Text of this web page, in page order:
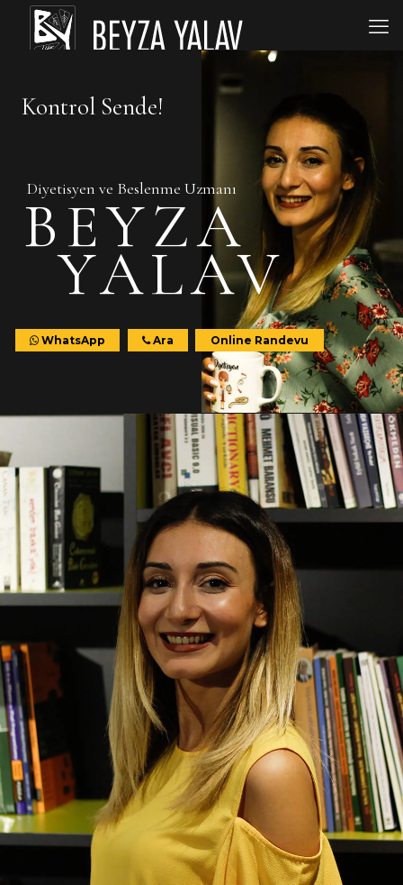
Diyetisyen ve Beslenme Uzmanı
YALAV
Kontrol Sende!
BEYZA
Ara
WhatsApp Online Randevu